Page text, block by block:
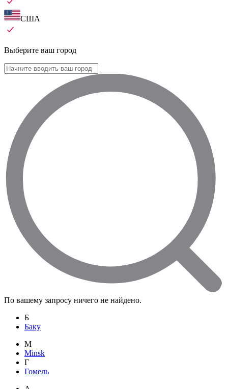
США
Выберите ваш город
По вашему запросу ничего не найдено.
Б
Баку
M
Minsk
Г
Гомель